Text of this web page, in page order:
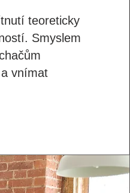
teoreticky
Smyslem
vnímat